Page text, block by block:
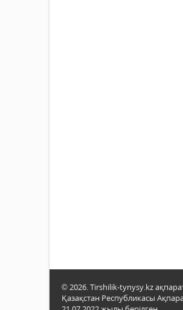
© 2026. Tirshilik-tynysy.kz
Қазақстан Республикасы